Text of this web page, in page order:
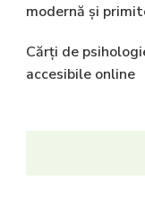
modernă și
Cărți de
accesibile online